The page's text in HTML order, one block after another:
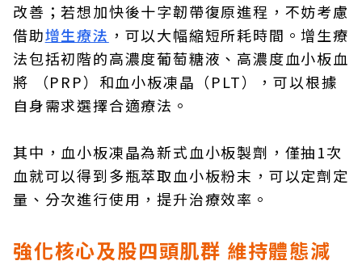
改善；若想加快後十字韌帶復原進程，不妨考慮
借助增生療法 ，可以大幅縮短所耗時間。增生療
法包括初階的高濃度葡萄糖液、高濃度血小板血
將 （PRP）和血小板凍晶（PLT），可以根據
自身需求選擇合適療法。
其中，血小板凍晶為新式血小板製劑，僅抽1次
血就可以得到多瓶萃取血小板粉末，可以定劑定
量、分次進行使用，提升治療效率。
強化核心及股四頭肌群 維持體態減